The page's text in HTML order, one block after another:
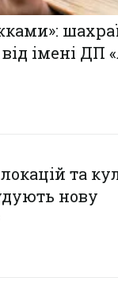
імені ДП
та
нову